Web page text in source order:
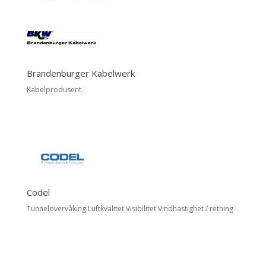
Brandenburger Kabelwerk
Kabelprodusent.
Codel
Tunnelovervåking Luftkvalitet Visibilitet Vindhastighet / retning